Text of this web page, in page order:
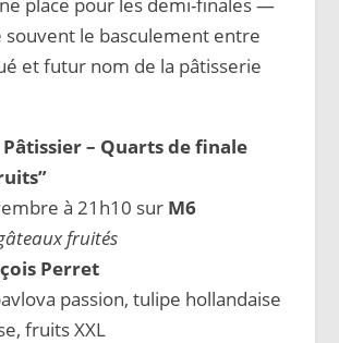
place pour les demi-finales —
souvent le basculement entre
et futur nom de la pâtisserie
– Quarts de finale
à 21h10 sur M6
fruités
Perret
passion, tulipe hollandaise
fruits XXL